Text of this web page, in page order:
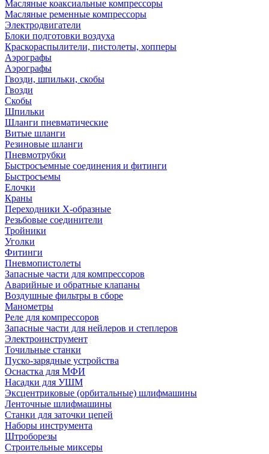
Масляные коаксиальные компрессоры
Масляные ременные компрессоры
Электродвигатели
Блоки подготовки воздуха
Краскораспылители, пистолеты, хопперы
Аэрографы
Аэрографы
Гвозди, шпильки, скобы
Гвозди
Скобы
Шпильки
Шланги пневматические
Витые шланги
Резиновые шланги
Пневмотрубки
Быстросъемные соединения и фитинги
Быстросъемы
Елочки
Краны
Переходники Х-образные
Резьбовые соединители
Тройники
Уголки
Фитинги
Пневмопистолеты
Запасные части для компрессоров
Аварийные и обратные клапаны
Воздушные фильтры в сборе
Манометры
Реле для компрессоров
Запасные части для нейлеров и степлеров
Электроинструмент
Точильные станки
Пуско-зарядные устройства
Оснастка для МФИ
Насадки для УШМ
Эксцентриковые (орбитальные) шлифмашины
Ленточные шлифмашины
Станки для заточки цепей
Наборы инструмента
Штроборезы
Строительные миксеры